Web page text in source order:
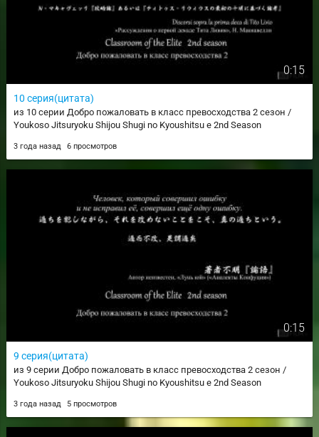
0:15
10 серия(цитата)
из 10 серии Добро пожаловать в класс превосходства 2 сезон /
Youkoso Jitsuryoku Shijou Shugi no Kyoushitsu e 2nd Season
3 года назад 6 просмотров
0:15
9 серия(цитата)
из 9 серии Добро пожаловать в класс превосходства 2 сезон /
Youkoso Jitsuryoku Shijou Shugi no Kyoushitsu e 2nd Season
3 года назад 5 просмотров